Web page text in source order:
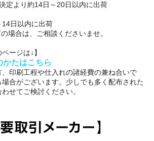
定より約14日～20日以内に出荷
14日以内に出荷
場合は、ご相談くださいませ。
ージは↓】
たはこちら
、印刷工程や仕入れの諸経費の兼ね合いで
合がございます。少しでも多く配布された
せてご検討ください。